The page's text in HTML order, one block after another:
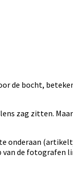
de bocht,
zag zitten.
onderaan
de